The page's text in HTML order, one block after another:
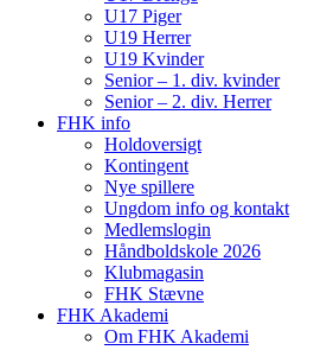
U17 Piger
U19 Herrer
U19 Kvinder
Senior – 1. div. kvinder
Senior – 2. div. Herrer
FHK info
Holdoversigt
Kontingent
Nye spillere
Ungdom info og kontakt
Medlemslogin
Håndboldskole 2026
Klubmagasin
FHK Stævne
FHK Akademi
Om FHK Akademi